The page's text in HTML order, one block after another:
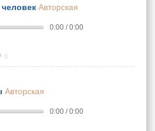
Авторская
0:00 / 0:00
0
Авторская
0:00 / 0:00